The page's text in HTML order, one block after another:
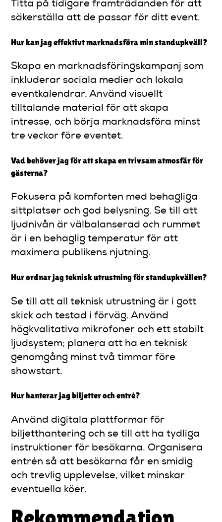
Titta på tidigare framträdanden för att
säkerställa att de passar för ditt event.
Hur kan jag effektivt marknadsföra min standupkväll?
Skapa en marknadsföringskampanj som
inkluderar sociala medier och lokala
eventkalendrar. Använd visuellt
tilltalande material för att skapa
intresse, och börja marknadsföra minst
tre veckor före eventet.
Vad behöver jag för att skapa en trivsam atmosfär för
gästerna?
Fokusera på komforten med behagliga
sittplatser och god belysning. Se till att
ljudnivån är välbalanserad och rummet
är i en behaglig temperatur för att
maximera publikens njutning.
Hur ordnar jag teknisk utrustning för standupkvällen?
Se till att all teknisk utrustning är i gott
skick och testad i förväg. Använd
högkvalitativa mikrofoner och ett stabilt
ljudsystem; planera att ha en teknisk
genomgång minst två timmar före
showstart.
Hur hanterar jag biljetter och entré?
Använd digitala plattformar för
biljetthantering och se till att ha tydliga
instruktioner för besökarna. Organisera
entrén så att besökarna får en smidig
och trevlig upplevelse, vilket minskar
eventuella köer.